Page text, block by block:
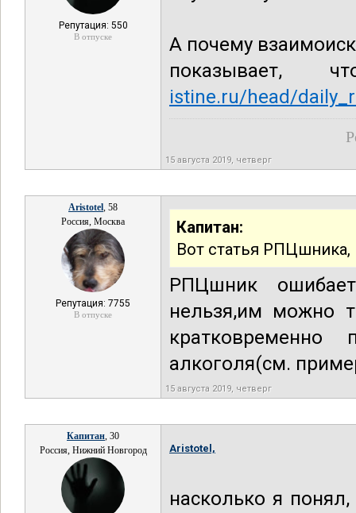
Репутация: 550
В отпуске
А почему
istine.ru/head/
15 августа 2019, четверг
Aristotel, 58
Россия, Москва
Репутация: 7755
В отпуске
Капитан:
Вот статья РПЦшника,
РПЦшник
нельзя,им можно
алкоголя(см.
15 августа 2019, четверг
Капитан, 30
Россия, Нижний Новгород
Aristotel,
насколько я